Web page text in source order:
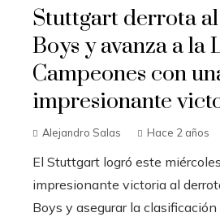
Stuttgart derrota
Boys y avanza a la
Campeones con
impresionante
Alejandro Salas Hace 2 años
El Stuttgart logró este
impresionante victoria al
Boys y asegurar la